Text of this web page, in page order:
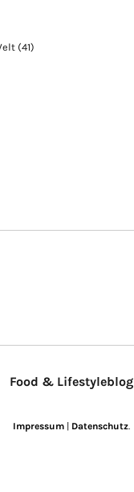
(41)
Food & Lifestyleblog
Impressum Datenschutz